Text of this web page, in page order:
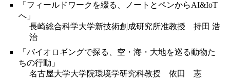
「フィールドワークを綴る、ノートとペンからAI&IoT
へ」
長崎総合科学大学新技術創成研究所准教授 持田 浩
治
「バイオロギングで探る、空・海・大地を巡る動物た
ちの行動」
名古屋大学大学院環境学研究科教授 依田 憲